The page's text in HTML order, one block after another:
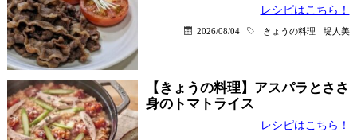
レシピはこちら！
2026/08/04 きょうの料理 堤人美
【きょうの料理】アスパラとささ
身のトマトライス
レシピはこちら！